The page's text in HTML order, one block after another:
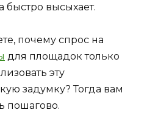
высыхает.
почему спрос на
для площадок только
эту
задумку? Тогда вам
пошагово.